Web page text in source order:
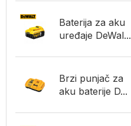
Baterija za aku
uređaje DeWal...
Brzi punjač za
aku baterije D...